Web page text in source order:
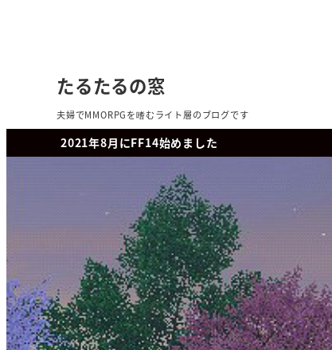
たるたるの窓
夫婦でMMORPGを嗜むライト層のブログです
2021年8月にFF14始めました